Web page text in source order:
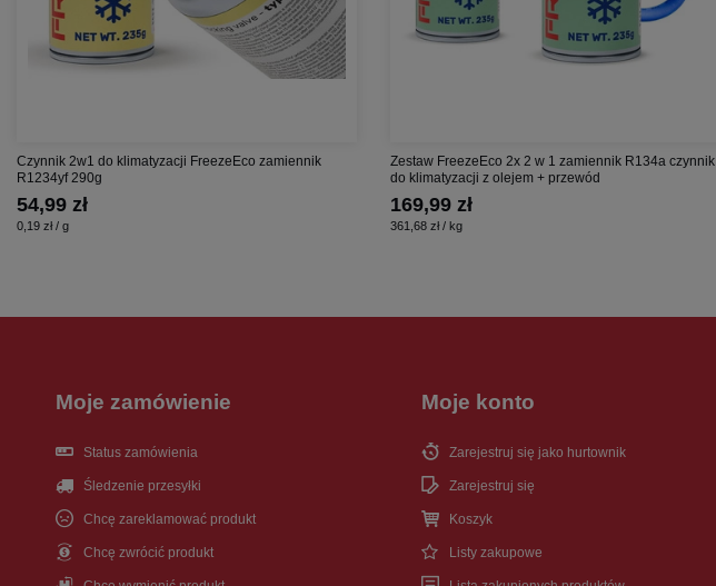
Czynnik 2w1 do klimatyzacji FreezeEco zamiennik
R1234yf 290g
54,99 zł
0,19 zł / g
Zestaw FreezeEco 2x 2 w 1 zamiennik R134a czynnik
do klimatyzacji z olejem + przewód
169,99 zł
361,68 zł / kg
Moje zamówienie
Status zamówienia
Śledzenie przesyłki
Chcę zareklamować produkt
Chcę zwrócić produkt
Moje konto
Zarejestruj się jako hurtownik
Zarejestruj się
Koszyk
Listy zakupowe